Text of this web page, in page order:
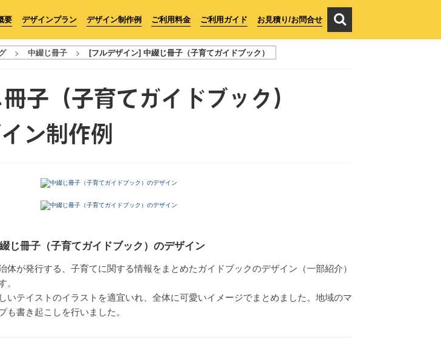
要 デザインプラン デザイン制作例 ご利用料金 ご利用ガイド お見積り/お問合せ
> 中綴じ冊子 > [フルデザイン] 中綴じ冊子（子育てガイドブック）
子（子育てガイドブック）
ン制作例
じ冊子（子育てガイドブック）のデザイン
体が発行する、子育てに関する情報をまとめたガイドブックのデザイン（一部紹介）
。
いテイストのイラストを適宜いれ、全体に可愛いイメージでまとめました。地域のマ
も書き起こしを行いました。